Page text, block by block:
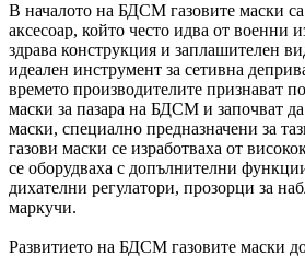
В началото на БДСМ газовите маски
аксесоар, който често идва от военни
здрава конструкция и заплашителен
идеален инструмент за сетивна
времето производителите признават
маски за пазара на БДСМ и започват
маски, специално предназначени за
газови маски се изработваха от
се оборудваха с допълнителни
дихателни регулатори, прозорци за
маркучи.
Развитието на БДСМ газовите маски